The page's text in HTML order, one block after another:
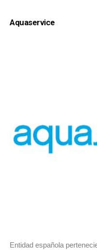
Aquaservice
Entidad española